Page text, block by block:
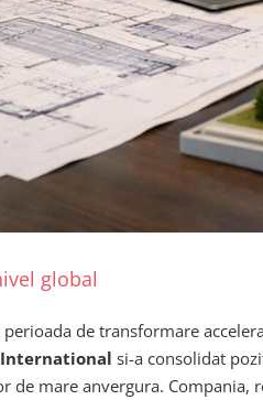
global
de transformare
si-a consolidat
mare anvergura.